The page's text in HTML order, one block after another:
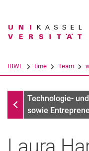
Suchbegriff
IBWL time Team
TeamTechnologie-
sowie
Laura